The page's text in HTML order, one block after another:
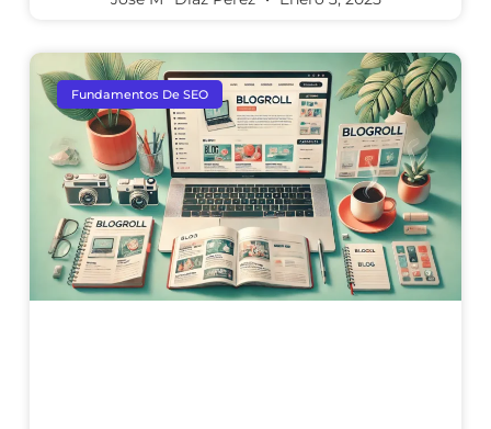
Fundamentos De SEO